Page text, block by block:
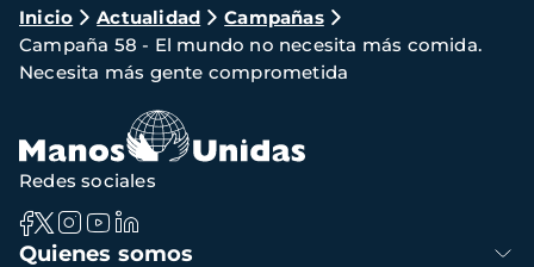
Ruta
de
navegación
Inicio Actualidad
Campañas
Campaña 58 - El mundo no necesita más comida.
Necesita más gente comprometida
Navegación
Quienes somos
Redes sociales